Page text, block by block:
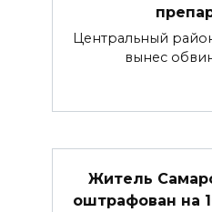
Центральный
вынес
Житель
оштрафован на